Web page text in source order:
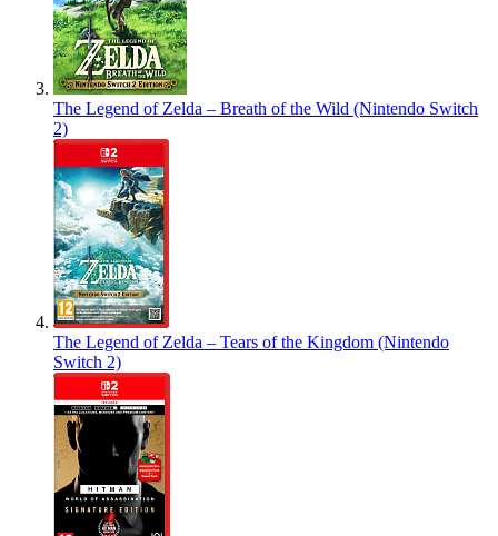
The Legend of Zelda – Breath of the Wild (Nintendo Switch
2)
The Legend of Zelda – Tears of the Kingdom (Nintendo
Switch 2)